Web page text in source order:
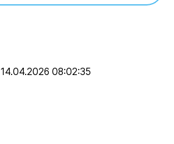
14.04.2026 08:02:35